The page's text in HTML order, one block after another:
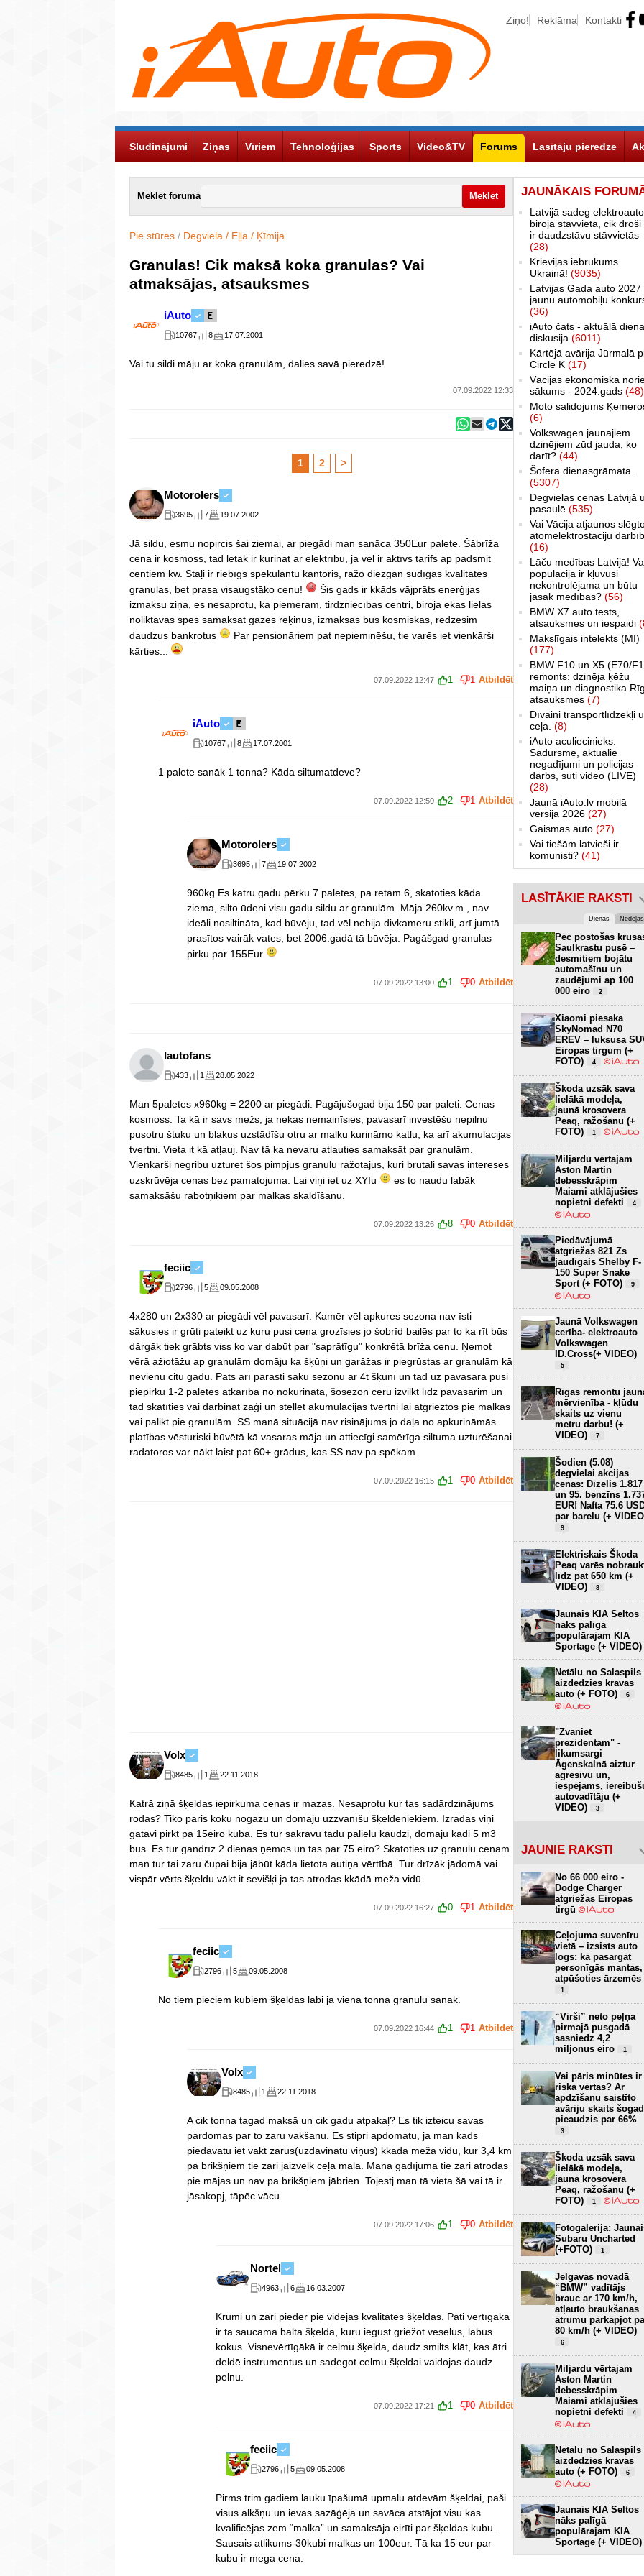
Ziņo! Reklāma Kontakti
Sludinājumi Ziņas Vīriem Tehnoloģijas Sports Video&TV Forums Lasītāju pieredze
Meklēt forumā
Pie stūres / Degviela / Eļļa / Ķīmija
Granulas! Cik maksā koka granulas? Vai
atmaksājas, atsauksmes
iAuto
10767 8 17.07.2001
Vai tu sildi māju ar koka granulām, dalies savā pieredzē!
07.09.2022 12:33
1 2 >
Motorolers
3695 7 19.07.2002
Jā sildu, esmu nopircis šai ziemai, ar piegādi man sanāca 350Eur palete. Šābrīža
cena ir kosmoss, tad lētāk ir kurināt ar elektrību, ja vēl ir aktīvs tarifs ap padsmit
centiem kw. Staļi ir riebīgs spekulantu kantoris, ražo diezgan sūdīgas kvalitātes
granulas, bet prasa visaugstāko cenu!
Šis gads ir kkāds vājprāts enerģijas
izmaksu ziņā, es nesaprotu, kā piemēram, tirdzniecības centri, biroja ēkas lielās
noliktavas spēs samaksāt gāzes rēķinus, izmaksas būs kosmiskas, redzēsim
daudzus bankrotus
Par pensionāriem pat nepieminēšu, tie varēs iet vienkārši
kārties...
07.09.2022 12:47 1 1 Atbildēt
iAuto
10767 8 17.07.2001
1 palete sanāk 1 tonna? Kāda siltumatdeve?
07.09.2022 12:50 2 1 Atbildēt
Motorolers
3695 7 19.07.2002
960kg Es katru gadu pērku 7 paletes, pa retam 6, skatoties kāda
ziema, silto ūdeni visu gadu sildu ar granulām. Māja 260kv.m., nav
ideāli nosiltināta, kad būvēju, tad vēl nebija divkameru stikli, arī jumtā
prasītos vairāk vates, bet 2006.gadā tā būvēja. Pagāšgad granulas
pirku par 155Eur
07.09.2022 13:00 1 0 Atbildēt
Iautofans
433 1 28.05.2022
Man 5paletes x960kg = 2200 ar piegādi. Pagājušogad bija 150 par paleti. Cenas
kosmoss. Ta kā ir savs mežs, ja nekas nemainīsies, pavasarī investēšu nepilnu
pusotru štuku un blakus uzstādīšu otru ar malku kurināmo katlu, ka arī akumulacijas
tvertni. Vieta it kā atļauj. Nav tā ka nevaru atļauties samaksāt par granulām.
Vienkārši negribu uzturēt šos pimpjus granulu ražotājus, kuri brutāli savās interesēs
uzskrūvēja cenas bez pamatojuma. Lai viņi iet uz XYIu
es to naudu labāk
samaksāšu rabotņikiem par malkas skaldīšanu.
07.09.2022 13:26 8 0 Atbildēt
feciic
2796 5 09.05.2008
4x280 un 2x330 ar piegādi vēl pavasarī. Kamēr vēl apkures sezona nav īsti
sākusies ir grūti pateikt uz kuru pusi cena grozīsies jo šobrīd bailēs par to ka rīt būs
dārgāk tiek grābts viss ko var dabūt par "saprātīgu" konkrētā brīža cenu. Ņemot
vērā ažiotāžu ap granulām domāju ka šķūņi un garāžas ir piegrūstas ar granulām kā
nevienu citu gadu. Pats arī parasti sāku sezonu ar 4t šķūnī un tad uz pavasara pusi
piepirku 1-2 paletes atkarībā no nokurinātā, šosezon ceru izvilkt līdz pavasarim un
tad skatīties vai darbināt zāģi un stellēt akumulācijas tvertni lai atgrieztos pie malkas
vai palikt pie granulām. SS manā situācijā nav risinājums jo daļa no apkurināmās
platības vēsturiski būvētā kā vasaras māja un attiecīgi samērīga siltuma uzturēšanai
radatoros var nākt laist pat 60+ grādus, kas SS nav pa spēkam.
07.09.2022 16:15 1 0 Atbildēt
Volx
8485 1 22.11.2018
Katrā ziņā šķeldas iepirkuma cenas ir mazas. Nesaprotu kur tas sadārdzinājums
rodas? Tiko pāris koku nogāzu un domāju uzzvanīšu šķeldeniekiem. Izrādās viņi
gatavi pirkt pa 15eiro kubā. Es tur sakrāvu tādu palielu kaudzi, domāju kādi 5 m3
būs. Es tur gandrīz 2 dienas ņēmos un tas par 75 eiro? Skatoties uz granulu cenām
man tur tai zaru čupai bija jābūt kāda lietota autiņa vērtībā. Tur drīzāk jādomā vai
vispār vērts šķeldu vākt it sevišķi ja tas atrodas kkādā meža vidū.
07.09.2022 16:27 0 1 Atbildēt
feciic
2796 5 09.05.2008
No tiem pieciem kubiem šķeldas labi ja viena tonna granulu sanāk.
07.09.2022 16:44 1 1 Atbildēt
Volx
8485 1 22.11.2018
A cik tonna tagad maksā un cik gadu atpakaļ? Es tik izteicu savas
pārdomas par to zaru vākšanu. Es stipri apdomātu, ja man kāds
piedāvātu iet vākt zarus(uzdāvinātu viņus) kkādā meža vidū, kur 3,4 km
pa brikšņiem tie zari jāizvelk ceļa malā. Manā gadījumā tie zari atrodas
pie mājas un nav pa brikšņiem jābrien. Tojestj man tā vieta šā vai tā ir
jāsakopj, tāpēc vācu.
07.09.2022 17:06 1 0 Atbildēt
Nortel
4963 6 16.03.2007
Krūmi un zari pieder pie vidējās kvalitātes šķeldas. Pati vērtīgākā
ir tā saucamā baltā šķelda, kuru iegūst griežot veselus, labus
kokus. Visnevērtīgākā ir celmu šķelda, daudz smilts klāt, kas ātri
deldē instrumentus un sadegot celmu šķeldai vaidojas daudz
pelnu.
07.09.2022 17:21 1 0 Atbildēt
feciic
2796 5 09.05.2008
Pirms trim gadiem lauku īpašumā upmalu atdevām šķeldai, paši
visus alkšņu un ievas sazāģēja un savāca atstājot visu kas
kvalificējas zem “malka” un samaksāja eirīti par šķeldas kubu.
Sausais atlikums-30kubi malkas un 100eur. Tā ka 15 eur par
kubu ir mega cena.
JAUNĀKAIS
Latvijā sadeg elektroauto
biroja stāvvietā, cik droši
ir daudzstāvu stāvvietās
(28)
Krievijas iebrukums
Ukrainā! (9035)
Latvijas Gada auto 2027
jaunu automobiļu
(36)
iAuto čats - aktuālā
diskusija (6011)
Kārtējā avārija Jūrmalā
Circle K (17)
Vācijas ekonomiskā
sākums - 2024.gads (48)
Moto salidojums
(6)
Volkswagen jaunajiem
dzinējiem zūd jauda, ko
darīt? (44)
Šofera dienasgrāmata.
(5307)
Degvielas cenas Latvijā
pasaulē (535)
Vai Vācija atjaunos
atomelektrostaciju
(16)
Lāču medības Latvijā!
populācija ir kļuvusi
nekontrolējama un būtu
jāsāk medības? (56)
BMW X7 auto tests,
atsauksmes un iespaidi
Makslīgais intelekts (MI)
(177)
BMW F10 un X5 (E70/
remonts: dzinēja ķēžu
maiņa un diagnostika
atsauksmes (7)
Dīvaini transportlīdzekļi
ceļa. (8)
iAuto aculiecinieks:
Sadursme, aktuālie
negadījumi un policijas
darbs, sūti video (LIVE)
(28)
Jaunā iAuto.lv mobilā
versija 2026 (27)
Gaismas auto (27)
Vai tiešām latvieši ir
komunisti? (41)
LASĪTĀKIE RAKSTI
Dienas Nedēļas
Pēc postošās
Saulkrastu pusē –
desmitiem bojātu
automašīnu un
zaudējumi ap 100
000 eiro
2
Xiaomi piesaka
SkyNomad N70
EREV – luksusa
Eiropas tirgum (+
FOTO)
4
Škoda uzsāk sava
lielākā modeļa,
jaunā krosovera
Peaq, ražošanu (+
FOTO)
1
Miljardu vērtajam
Aston Martin
debesskrāpim
Maiami atklājušies
nopietni defekti
4
Piedāvājumā
atgriežas 821 Zs
jaudīgais Shelby F-
150 Super Snake
Sport (+ FOTO)
9
Jaunā Volkswagen
cerība- elektroauto
Volkswagen
ID.Cross(+ VIDEO)
5
Rīgas remontu
mērvienība - kļūdu
skaits uz vienu
metru darbu! (+
VIDEO)
7
Šodien (5.08)
degvielai akcijas
cenas: Dīzelis 1.817
un 95. benzīns
EUR! Nafta 75.6
par barelu (+
9
Elektriskais Škoda
Peaq varēs
līdz pat 650 km (+
VIDEO)
8
Jaunais KIA Seltos
nāks palīgā
populārajam KIA
Sportage (+ VIDEO)
Netālu no Salaspils
aizdedzies kravas
auto (+ FOTO)
6
"Zvaniet
prezidentam" -
likumsargi
Āgenskalnā aiztur
agresīvu un,
iespējams,
autovadītāju (+
VIDEO)
3
JAUNIE RAKSTI
No 66 000 eiro -
Dodge Charger
atgriežas Eiropas
tirgū
Ceļojuma suvenīru
vietā – izsists auto
logs: kā pasargāt
personīgās mantas,
atpūšoties ārzemēs
1
“Virši” neto peļņa
pirmajā pusgadā
sasniedz 4,2
miljonus eiro
1
Vai pāris minūtes ir
riska vērtas? Ar
apdzīšanu saistīto
avāriju skaits šogad
pieaudzis par 66%
3
Škoda uzsāk sava
lielākā modeļa,
jaunā krosovera
Peaq, ražošanu (+
FOTO)
1
Fotogalerija:
Subaru Uncharted
(+FOTO)
1
Jelgavas novadā
“BMW” vadītājs
brauc ar 170 km/h,
atļauto braukšanas
ātrumu pārkāpjot
80 km/h (+ VIDEO)
6
Miljardu vērtajam
Aston Martin
debesskrāpim
Maiami atklājušies
nopietni defekti
4
Netālu no Salaspils
aizdedzies kravas
auto (+ FOTO)
6
Jaunais KIA Seltos
nāks palīgā
populārajam KIA
Sportage (+ VIDEO)